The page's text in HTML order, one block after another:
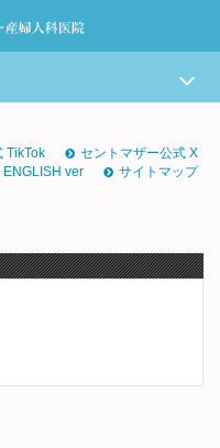
TikTok
セントマザー公式 X
ENGLISH ver サイトマップ